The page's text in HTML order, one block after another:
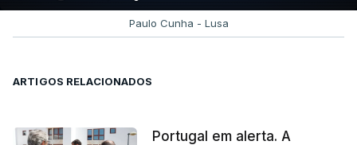
Paulo Cunha - Lusa
ARTIGOS RELACIONADOS
Portugal em alerta. A